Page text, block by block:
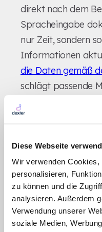
Diese Webseite
Wir verwenden
personalisieren,
zu können und die
analysieren. Außerdem
Verwendung unserer
soziale Medien,
direkt nach dem
Spracheingabe
nur Zeit, sondern
Informationen
die Daten gemäß
schlägt passende
Fachpersonal
generierte Daten
freigeben können[4]
Leitfäden für
werden – etwa zur
Morgenpflege oder